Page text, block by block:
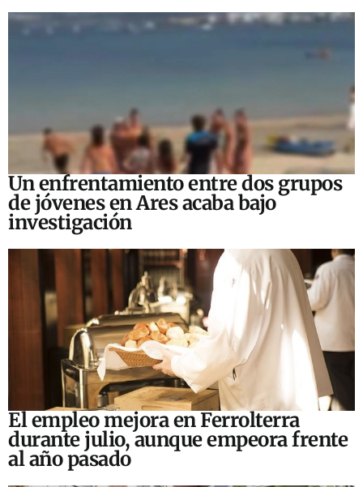
Un enfrentamiento entre dos grupos
de jóvenes en Ares acaba bajo
investigación
El empleo mejora en Ferrolterra
durante julio, aunque empeora frente
al año pasado